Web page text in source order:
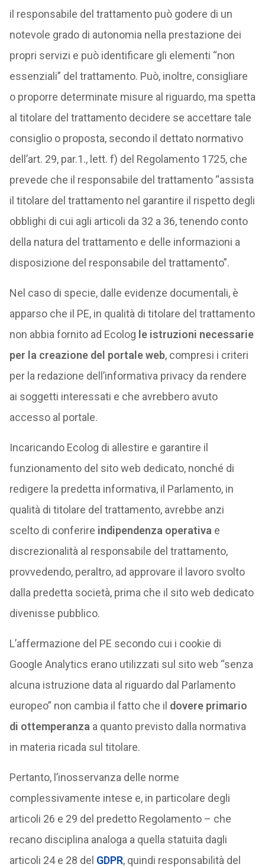
il responsabile del trattamento può godere di un
notevole grado di autonomia nella prestazione dei
propri servizi e può identificare gli elementi “non
essenziali” del trattamento. Può, inoltre, consigliare
o proporre determinate misure al riguardo, ma spetta
al titolare del trattamento decidere se accettare tale
consiglio o proposta, secondo il dettato normativo
dell’art. 29, par.1., lett. f) del Regolamento 1725, che
prevede che il responsabile del trattamento “assista
il titolare del trattamento nel garantire il rispetto degli
obblighi di cui agli articoli da 32 a 36, tenendo conto
della natura del trattamento e delle informazioni a
disposizione del responsabile del trattamento”.
Nel caso di specie, dalle evidenze documentali, è
apparso che il PE, in qualità di titolare del trattamento
non abbia fornito ad Ecolog le istruzioni necessarie
per la creazione del portale web, compresi i criteri
per la redazione dell’informativa privacy da rendere
ai soggetti interessati e che avrebbero avuto
accesso al portale.
Incaricando Ecolog di allestire e garantire il
funzionamento del sito web dedicato, nonché di
redigere la predetta informativa, il Parlamento, in
qualità di titolare del trattamento, avrebbe anzi
scelto di conferire indipendenza operativa e
discrezionalità al responsabile del trattamento,
provvedendo, peraltro, ad approvare il lavoro svolto
dalla predetta società, prima che il sito web dedicato
divenisse pubblico.
L’affermazione del PE secondo cui i cookie di
Google Analytics erano utilizzati sul sito web “senza
alcuna istruzione data al riguardo dal Parlamento
europeo” non cambia il fatto che il dovere primario
di ottemperanza a quanto previsto dalla normativa
in materia ricada sul titolare.
Pertanto, l’inosservanza delle norme
complessivamente intese e, in particolare degli
articoli 26 e 29 del predetto Regolamento – che
recano disciplina analoga a quella statuita dagli
articoli 24 e 28 del GDPR, quindi responsabilità del